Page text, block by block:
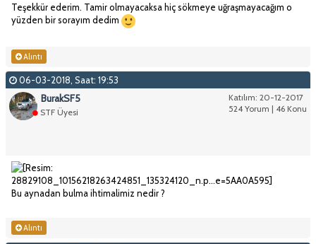
Teşekkür ederim. Tamir olmayacaksa hiç sökmeye uğraşmayacağım o
yüzden bir sorayım dedim
Alıntı
06-03-2018, Saat: 19:53
Katılım: 20-12-2017
524 Yorum | 46 Konu
BurakSF5
STF Üyesi
Bu aynadan bulma ihtimalimiz nedir ?
Alıntı